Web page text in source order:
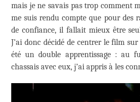
mais je ne savais pas trop comment
me suis rendu compte que pour des
de confiance, il fallait mieux être
J’ai donc décidé de centrer le film sur
été un double apprentissage : au
chassais avec eux, j’ai appris à les